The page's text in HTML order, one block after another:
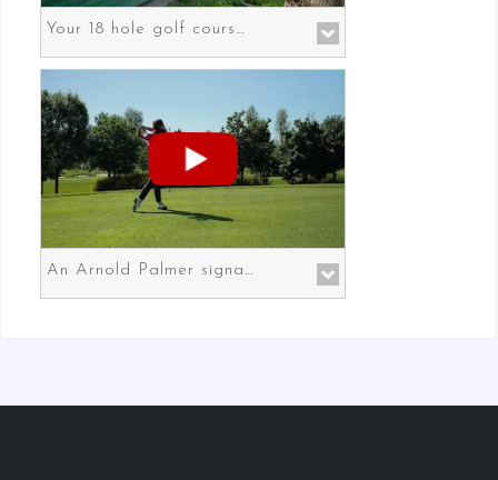
Your 18 hole golf course in Prato the gateway to Florence
An Arnold Palmer signature course in Prato the gateway to Florence